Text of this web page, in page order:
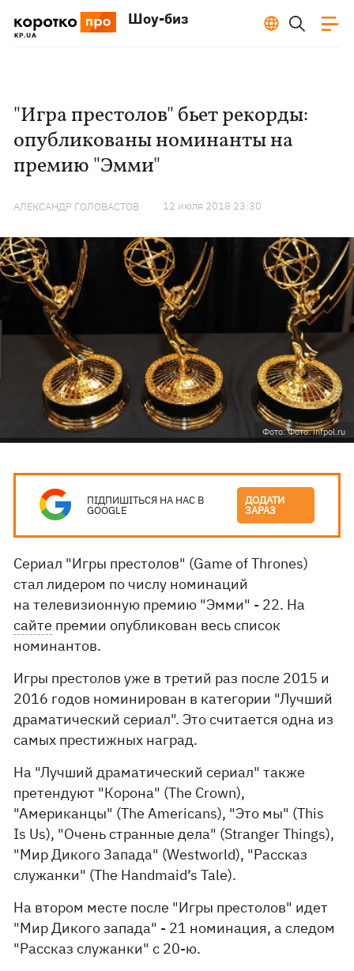
Шоу-биз
"Игра престолов" бьет рекорды:
опубликованы номинанты на
премию "Эмми"
АЛЕКСАНДР ГОЛОВАСТОВ 12 июля 2018 23:30
Фото: Фото: infpol.ru
ПІДПИШІТЬСЯ НА НАС В
GOOGLE
ДОДАТИ
ЗАРАЗ
Сериал "Игры престолов" (Game of Thrones)
стал лидером по числу номинаций
на телевизионную премию "Эмми" - 22. На
сайте премии опубликован весь список
номинантов.
Игры престолов уже в третий раз после 2015 и
2016 годов номинирован в категории "Лучший
драматический сериал". Это считается одна из
самых престижных наград.
На "Лучший драматический сериал" также
претендуют "Корона" (The Crown),
"Американцы" (The Americans), "Это мы" (This
Is Us), "Очень странные дела" (Stranger Things),
"Мир Дикого Запада" (Westworld), "Рассказ
служанки" (The Handmaid’s Tale).
На втором месте после "Игры престолов" идет
"Мир Дикого запада" - 21 номинация, а следом
"Рассказ служанки" с 20-ю.